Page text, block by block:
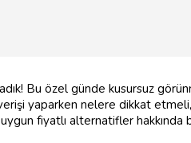
Bu özel günde kusursuz
yaparken nelere dikkat
fiyatlı alternatifler hakkında